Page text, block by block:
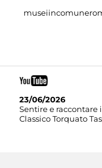
23/06/2026
Sentire e raccontare
Classico Torquato